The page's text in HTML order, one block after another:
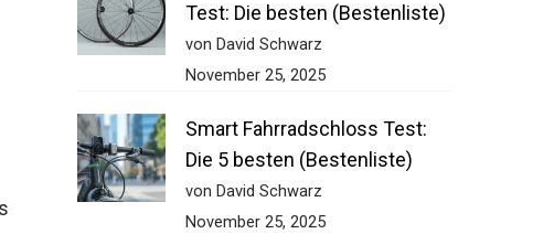
Test: Die besten (Bestenliste)
von David Schwarz
November 25, 2025
Smart Fahrradschloss Test:
Die 5 besten (Bestenliste)
von David Schwarz
November 25, 2025